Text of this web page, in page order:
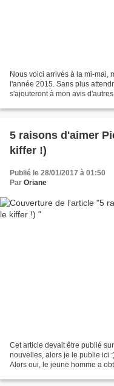
Nous voici arrivés à la mi-mai,
l'année 2015. Sans plus
s'ajouteront à mon avis
5 raisons d'aimer
kiffer !)
Publié le 28/01/2017 à 01:50
Par Oriane
Cet article devait être publié
nouvelles, alors je le publie ici
Alors oui, le jeune homme a